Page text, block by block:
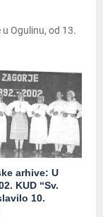
Ogulinu, od 13.
arhive: U
KUD “Sv.
10.